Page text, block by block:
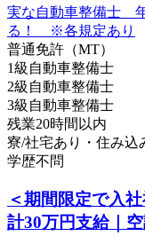
普通免許（MT）
1級自動車整備士
2級自動車整備士
3級自動車整備士
残業20時間以内
寮/社宅あり・住み込
学歴不問
＜期間限定で入
計30万円支給｜